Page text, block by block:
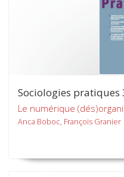
Sociologies pratiques
Le numérique
Anca Boboc, François Granier